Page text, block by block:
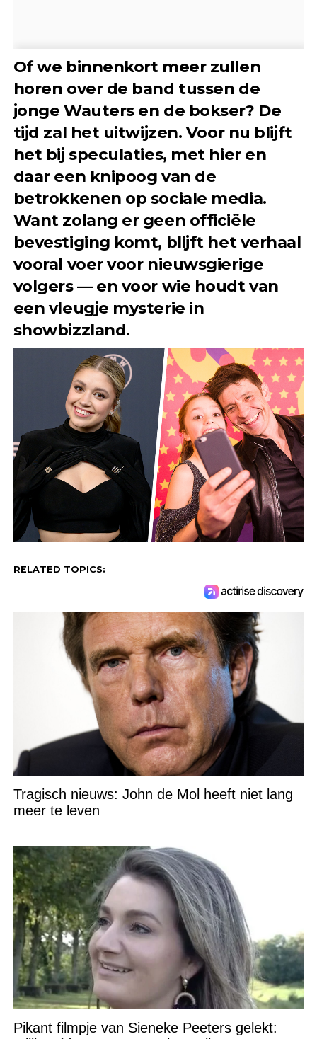
Of we binnenkort meer zullen
horen over de band tussen de
jonge Wauters en de bokser? De
tijd zal het uitwijzen. Voor nu blijft
het bij speculaties, met hier en
daar een knipoog van de
betrokkenen op sociale media.
Want zolang er geen officiële
bevestiging komt, blijft het verhaal
vooral voer voor nieuwsgierige
volgers — en voor wie houdt van
een vleugje mysterie in
showbizzland.
RELATED TOPICS:
Tragisch nieuws: John de Mol heeft niet lang
meer te leven
Pikant filmpje van Sieneke Peeters gelekt: